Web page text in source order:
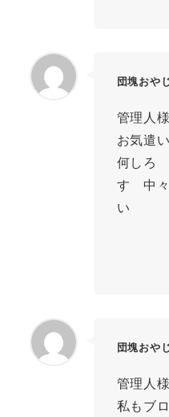
団塊おや
管理人様
お気遣
何しろ
す 中々
い
団塊おや
管理人
私もブ